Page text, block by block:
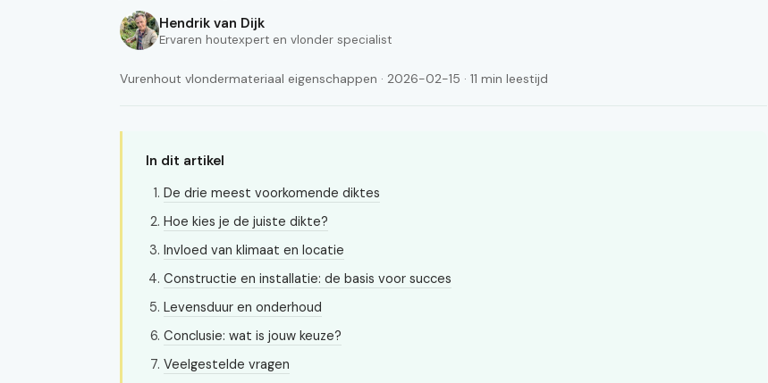
Hendrik van Dijk
Ervaren houtexpert en vlonder specialist
Vurenhout vlondermateriaal eigenschappen · 2026-02-15 · 11 min leestijd
In dit artikel
De drie meest voorkomende diktes
Hoe kies je de juiste dikte?
Invloed van klimaat en locatie
Constructie en installatie: de basis voor succes
Levensduur en onderhoud
Conclusie: wat is jouw keuze?
Veelgestelde vragen